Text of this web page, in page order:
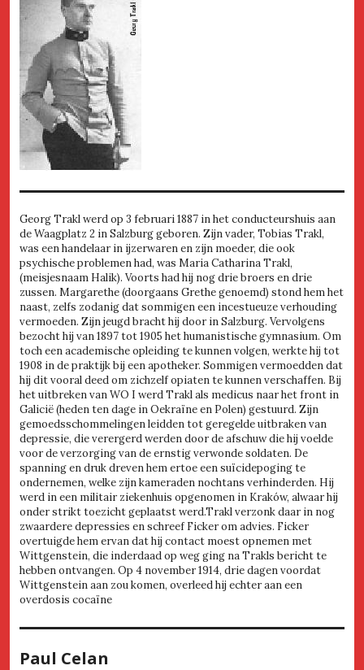
Georg Trakl werd op 3 februari 1887 in het conducteurshuis aan
de Waagplatz 2 in Salzburg geboren. Zijn vader, Tobias Trakl,
was een handelaar in ijzerwaren en zijn moeder, die ook
psychische problemen had, was Maria Catharina Trakl,
(meisjesnaam Halik). Voorts had hij nog drie broers en drie
zussen. Margarethe (doorgaans Grethe genoemd) stond hem het
naast, zelfs zodanig dat sommigen een incestueuze verhouding
vermoeden. Zijn jeugd bracht hij door in Salzburg. Vervolgens
bezocht hij van 1897 tot 1905 het humanistische gymnasium. Om
toch een academische opleiding te kunnen volgen, werkte hij tot
1908 in de praktijk bij een apotheker. Sommigen vermoedden dat
hij dit vooral deed om zichzelf opiaten te kunnen verschaffen. Bij
het uitbreken van WO I werd Trakl als medicus naar het front in
Galicië (heden ten dage in Oekraïne en Polen) gestuurd. Zijn
gemoedsschommelingen leidden tot geregelde uitbraken van
depressie, die verergerd werden door de afschuw die hij voelde
voor de verzorging van de ernstig verwonde soldaten. De
spanning en druk dreven hem ertoe een suïcidepoging te
ondernemen, welke zijn kameraden nochtans verhinderden. Hij
werd in een militair ziekenhuis opgenomen in Kraków, alwaar hij
onder strikt toezicht geplaatst werd.Trakl verzonk daar in nog
zwaardere depressies en schreef Ficker om advies. Ficker
overtuigde hem ervan dat hij contact moest opnemen met
Wittgenstein, die inderdaad op weg ging na Trakls bericht te
hebben ontvangen. Op 4 november 1914, drie dagen voordat
Wittgenstein aan zou komen, overleed hij echter aan een
overdosis cocaïne
Paul Celan